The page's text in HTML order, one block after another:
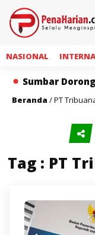
NASIONAL
Sumbar Dorong
Beranda /PT
Tag : PT